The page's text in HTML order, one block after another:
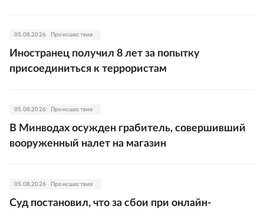
05.08.2026 Происшествия
Иностранец получил 8 лет за попытку
присоединиться к террористам
05.08.2026 Происшествия
В Минводах осужден грабитель, совершивший
вооруженный налет на магазин
05.08.2026 Происшествия
Суд постановил, что за сбои при онлайн-